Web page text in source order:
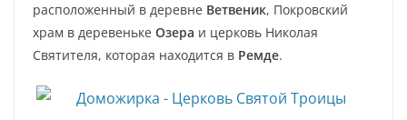
расположенный в деревне Ветвеник, Покровский
храм в деревеньке Озера и церковь Николая
Святителя, которая находится в Ремде.